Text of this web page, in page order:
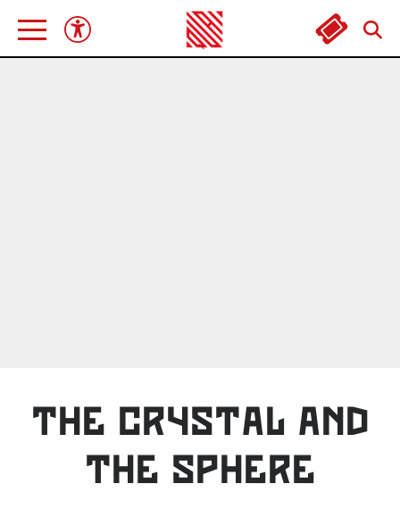
THE CRYSTAL AND
THE SPHERE